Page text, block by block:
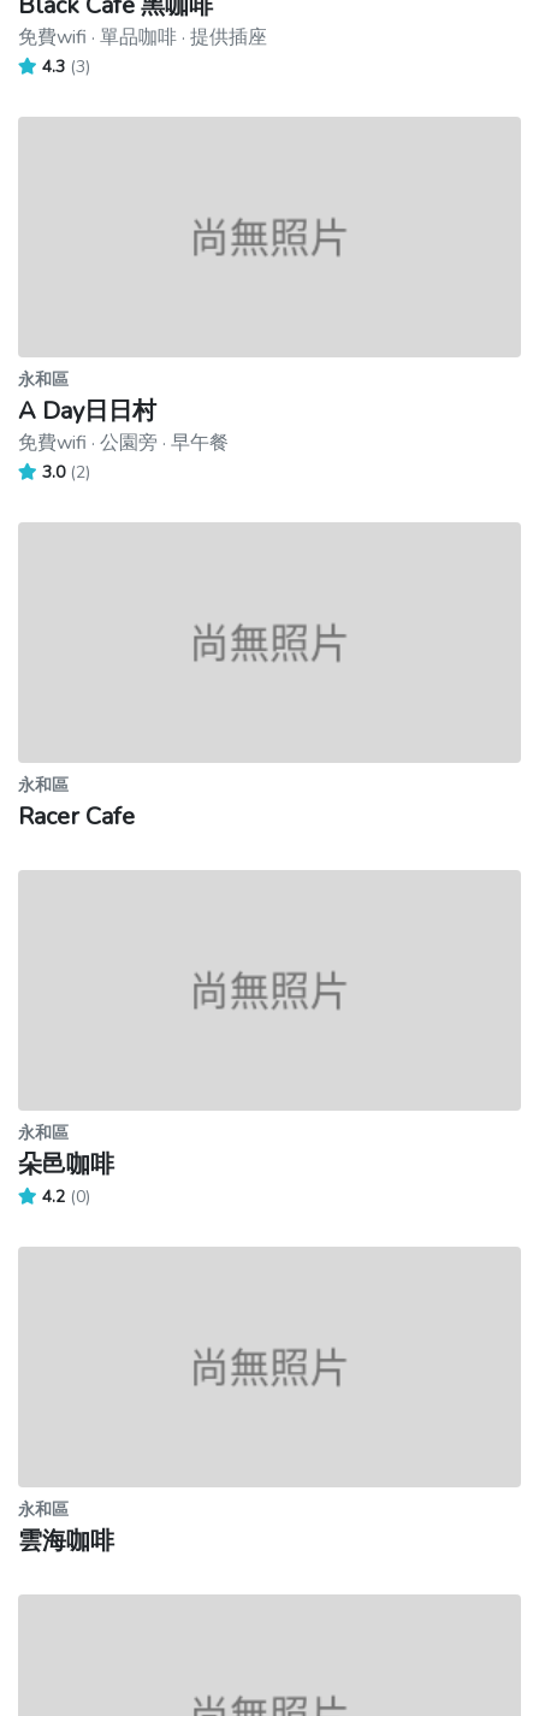
免費wifi · 單品咖啡 · 提供插座
4.3 (3)
永和區
A Day日日村
免費wifi · 公園旁 · 早午餐
3.0 (2)
永和區
Racer Cafe
永和區
朵邑咖啡
4.2 (0)
永和區
雲海咖啡